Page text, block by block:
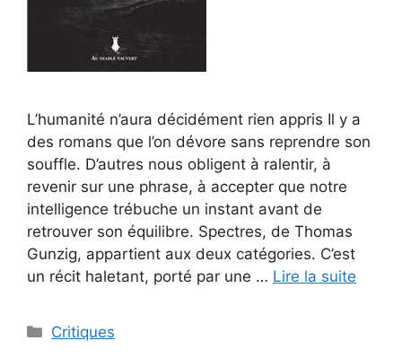
L’humanité n’aura décidément rien appris Il y a
des romans que l’on dévore sans reprendre son
souffle. D’autres nous obligent à ralentir, à
revenir sur une phrase, à accepter que notre
intelligence trébuche un instant avant de
retrouver son équilibre. Spectres, de Thomas
Gunzig, appartient aux deux catégories. C’est
un récit haletant, porté par une … Lire la suite
Critiques